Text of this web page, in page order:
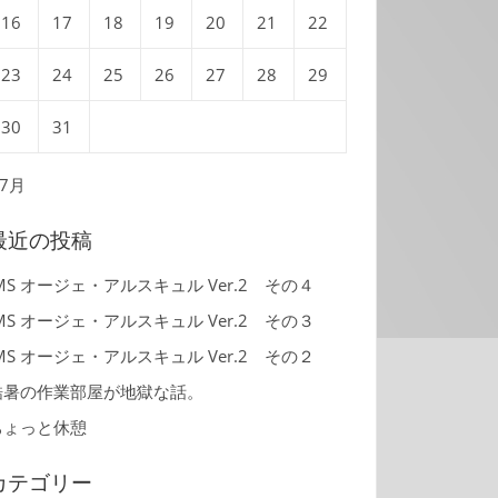
16 17 18 19 20 21 22
23 24 25 26 27 28 29
30 31
月
近の投稿
オージェ・アルスキュル Ver.2 その４
オージェ・アルスキュル Ver.2 その３
オージェ・アルスキュル Ver.2 その２
の作業部屋が地獄な話。
ょっと休憩
テゴリー